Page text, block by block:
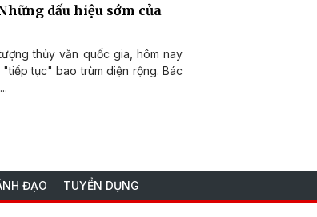
dấu hiệu sớm của
thủy văn quốc gia, hôm nay
tục" bao trùm diện rộng. Bác
ĐẠO TUYỂN DỤNG